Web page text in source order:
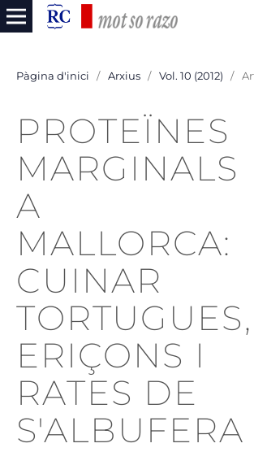
Pàgina d'inici / Arxius / Vol. 10 (2012) /
PROTEÏNES
MARGINALS
A
MALLORCA:
CUINAR
TORTUGUES,
ERIÇONS I
RATES DE
S'ALBUFERA